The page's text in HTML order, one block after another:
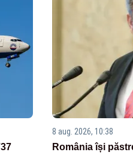
8 aug. 2026, 10:38
România își